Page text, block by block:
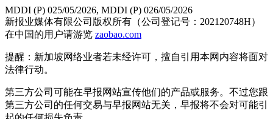
MDDI (P) 025/05/2026, MDDI (P) 026/05/2026
新报业媒体有限公司版权所有（公司登记号：202120748H）
在中国的用户请游览 zaobao.com
提醒：新加坡网络业者若未经许可，擅自引用本网内容将面对
法律行动。
第三方公司可能在早报网站宣传他们的产品或服务。不过您跟
第三方公司的任何交易与早报网站无关，早报将不会对可能引